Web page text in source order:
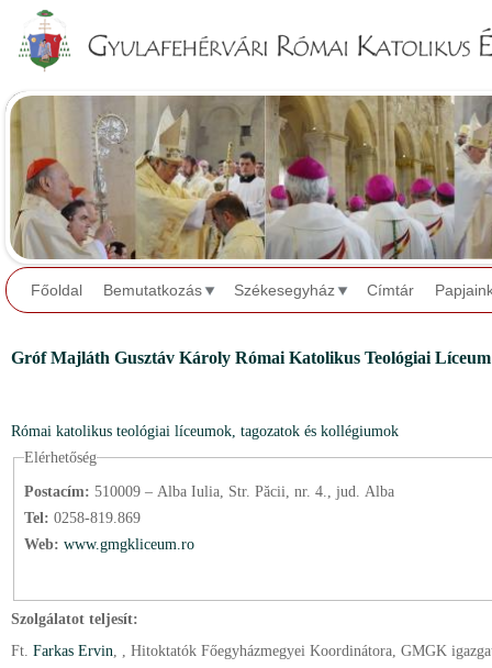
Főoldal Bemutatkozás Székesegyház Címtár
Gróf Majláth Gusztáv Károly Római Katolikus Teológiai
Római katolikus teológiai líceumok, tagozatok és kollégiumok
Elérhetőség
Postacím: 510009 – Alba Iulia, Str. Păcii, nr. 4., jud. Alba
Tel: 0258-819.869
Web: www.gmgkliceum.ro
Szolgálatot teljesít:
Ft. Farkas Ervin , , Hitoktatók Főegyházmegyei Koordinátora, GMGK